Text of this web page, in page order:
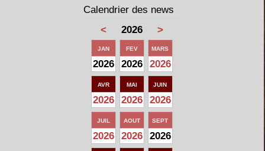
Calendrier des news
<
2026 >
JAN
2026
FEV
2026
MARS
2026
AVR
2026
MAI
2026
JUIN
2026
JUIL
2026
AOUT
2026
SEPT
2026